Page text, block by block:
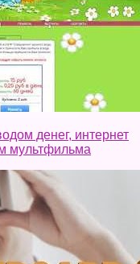
денег, интернет
мультфильма